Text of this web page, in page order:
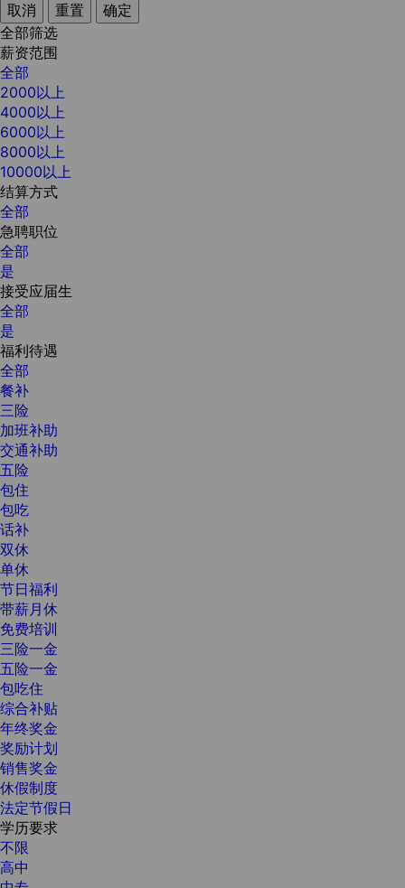
取消 重置
确定
全部筛选
薪资范围
全部
2000以上
4000以上
6000以上
8000以上
10000以上
结算方式
全部
急聘职位
全部
是
接受应届生
全部
是
福利待遇
全部
餐补
三险
加班补助
交通补助
五险
包住
包吃
话补
双休
单休
节日福利
带薪月休
免费培训
三险一金
五险一金
包吃住
综合补贴
年终奖金
奖励计划
销售奖金
休假制度
法定节假日
学历要求
不限
高中